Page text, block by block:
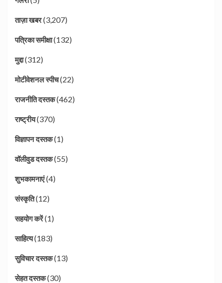
ताज़ा खबर(3,207)
पत्रिका समीक्षा(132)
मुद्दा(312)
मोटीवेशनल स्पीच(22)
राजनीति दस्तक(462)
राष्ट्रीय(370)
विज्ञापन दस्तक(1)
वॉलीवुड दस्तक(55)
शुभकामनाएं(4)
संस्कृति(12)
सहयोग करें(1)
साहित्य(183)
सुविचार दस्तक(13)
सेहत दस्तक(30)